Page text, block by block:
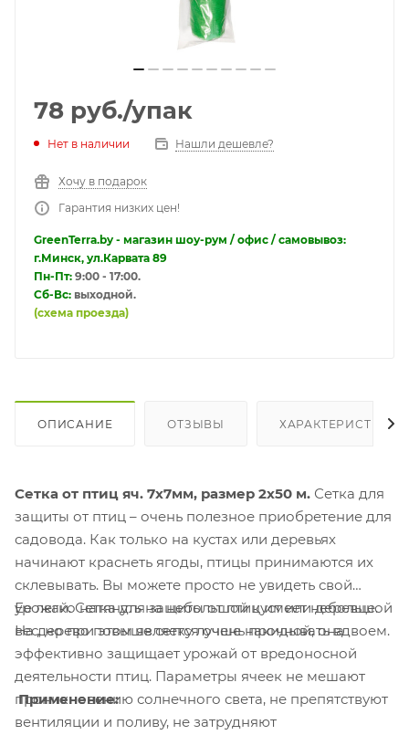
78 руб./упак
Нет в наличии Нашли дешевле?
Хочу в подарок
Гарантия низких цен!
GreenTerra.by - магазин шоу-рум / офис / самовывоз:
г.Минск, ул.Карвата 89
Пн-Пт: 9:00 - 17:00.
Сб-Вс: выходной.
(схема проезда)
ОПИСАНИЕ ОТЗЫВЫ ХАРАКТЕРИСТИКИ
Сетка от птиц яч. 7х7мм, размер 2х50 м. Сетка для
защиты от птиц – очень полезное приобретение для
садовода. Как только на кустах или деревьях
начинают краснеть ягоды, птицы принимаются их
склевывать. Вы можете просто не увидеть свой
урожай. Сетка для защиты от птиц имеет небольшой
вес, но при этом является очень прочной, она
эффективно защищает урожай от вредоносной
деятельности птиц. Параметры ячеек не мешают
проникновению солнечного света, не препятствуют
вентиляции и поливу, не затрудняют
Ее легко натянуть на небольшой куст или деревце.
На дерево повыше сетку лучше накидывать вдвоем.
Применение: